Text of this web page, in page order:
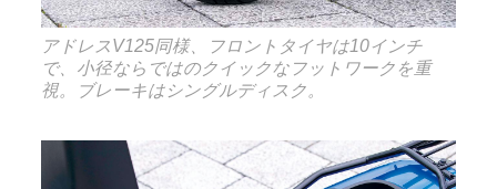
アドレスV125同様、フロントタイヤは10インチ
で、小径ならではのクイックなフットワークを重
視。ブレーキはシングルディスク。